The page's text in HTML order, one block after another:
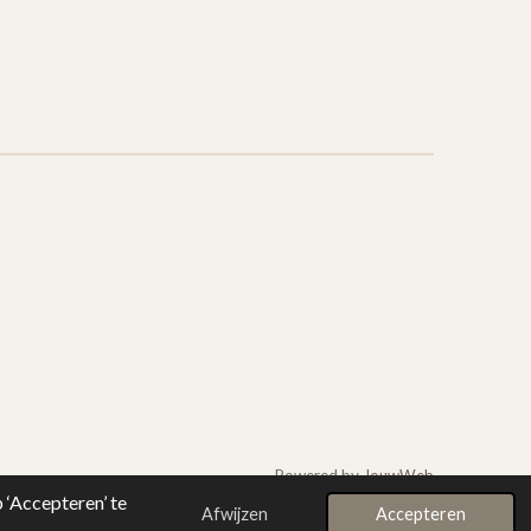
te
Afwijzen Accepteren
Powered byJouwWeb